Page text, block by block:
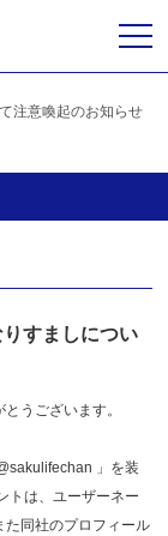
注意喚起のお知らせ
すましについ
うございます。
」を装
トは、ユーザーネー
た同社のプロフィール